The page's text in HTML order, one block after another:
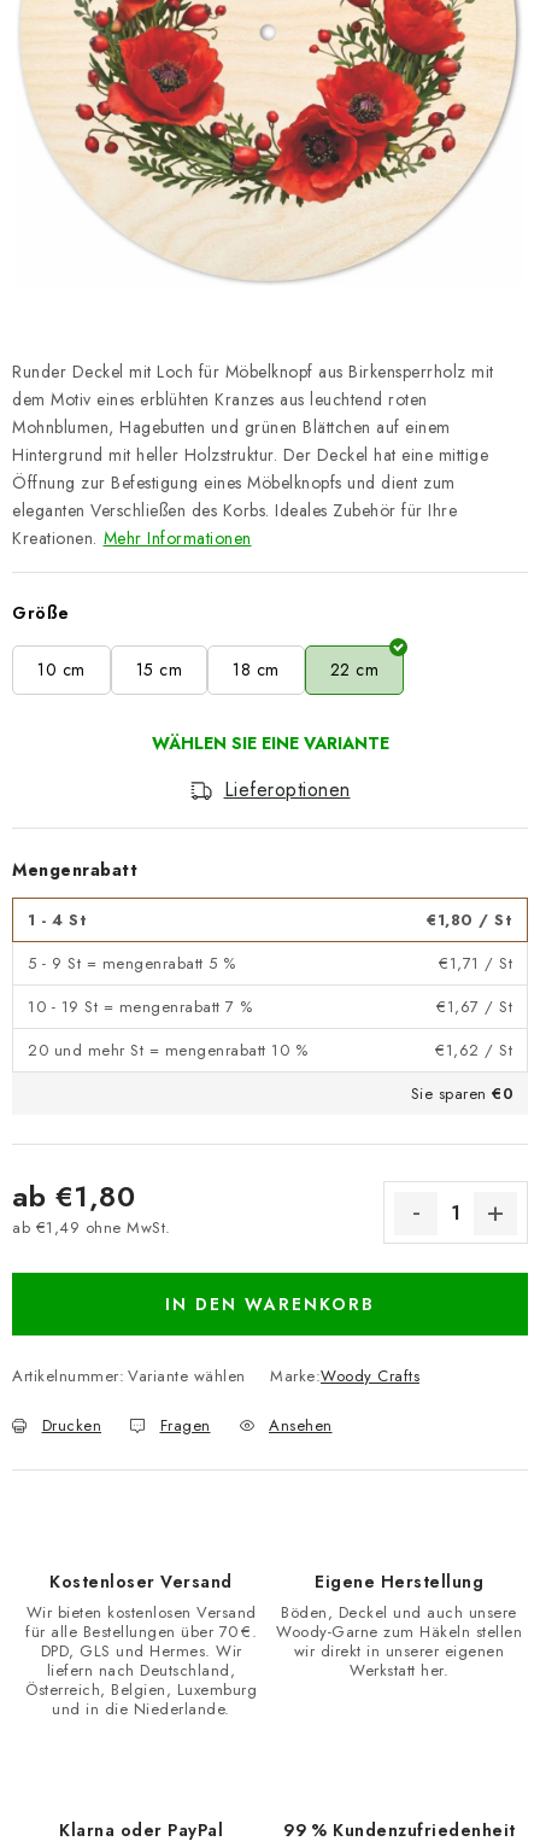
Datenschutzerklärung
Impressum
Runder Deckel mit Loch für Möbelknopf aus Birkensperrholz mit
dem Motiv eines erblühten Kranzes aus leuchtend roten
Mohnblumen, Hagebutten und grünen Blättchen auf einem
Hintergrund mit heller Holzstruktur. Der Deckel hat eine mittige
Öffnung zur Befestigung eines Möbelknopfs und dient zum
eleganten Verschließen des Korbs. Ideales Zubehör für Ihre
Kreationen. Mehr Informationen
Größe
10 cm 15 cm 18 cm 22 cm
Lieferoptionen
Mengenrabatt
1 - 4 St €1,80 / St
5 - 9 St = mengenrabatt 5 %
€1,71 / St
10 - 19 St = mengenrabatt 7 %
€1,67 / St
20 und mehr St = mengenrabatt 10 %
€1,62 / St
Sie sparen €0
ab €1,80
ab €1,49 ohne MwSt.
IN DEN WARENKORB
Artikelnummer: Variante wählen Marke:Woody Crafts
Drucken Fragen Ansehen
Kostenloser Versand
Wir bieten kostenlosen Versand
für alle Bestellungen über 70 €.
DPD, GLS und Hermes. Wir
liefern nach Deutschland,
Österreich, Belgien, Luxemburg
und in die Niederlande.
Eigene Herstellung
Böden, Deckel und auch unsere
Woody-Garne zum Häkeln stellen
wir direkt in unserer eigenen
Werkstatt her.
Klarna oder PayPal 99 % Kundenzufriedenheit